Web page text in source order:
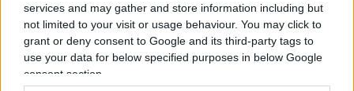
services and may gather and store information including but
not limited to your visit or usage behaviour. You may click to
grant or deny consent to Google and its third-party tags to
use your data for below specified purposes in below Google
consent section.
muronon rappresenta una barriera, ma un
elemento capace di definire e custodire unluogo
di contemplazione. È proprio da questa struttura
che prendono forma le opere site-specific